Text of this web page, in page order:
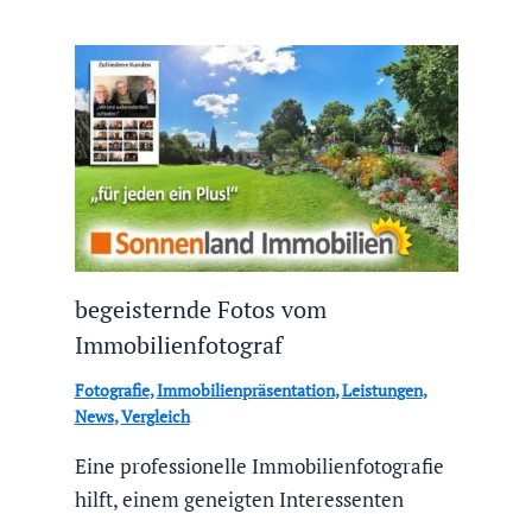
begeisternde Fotos vom
Immobilienfotograf
Fotografie,Immobilienpräsentation,Leistungen,
News,Vergleich
Eine professionelle Immobilienfotografie
hilft, einem geneigten Interessenten